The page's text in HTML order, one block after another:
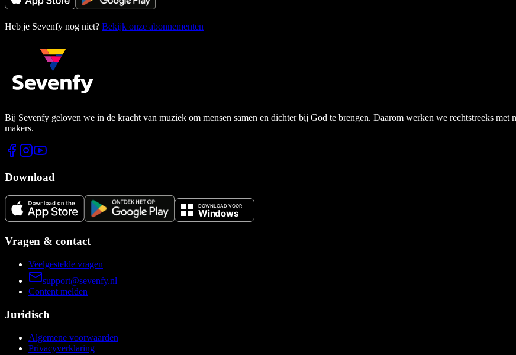
Heb je Sevenfy nog niet? Bekijk onze abonnementen
Bij Sevenfy geloven we in de kracht van muziek om mensen samen en dichter bij God te brengen. Daarom werken we rechtstreeks met
makers.
Download
Vragen & contact
Veelgestelde vragen
support@sevenfy.nl
Content melden
Juridisch
Algemene voorwaarden
Privacyverklaring